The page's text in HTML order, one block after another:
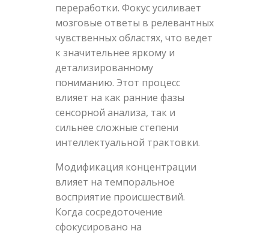
переработки. Фокус усиливает
мозговые ответы в релевантных
чувственных областях, что ведет
к значительнее яркому и
детализированному
пониманию. Этот процесс
влияет на как ранние фазы
сенсорной анализа, так и
сильнее сложные степени
интеллектуальной трактовки.
Модификация концентрации
влияет на темпоральное
восприятие происшествий.
Когда сосредоточение
сфокусировано на